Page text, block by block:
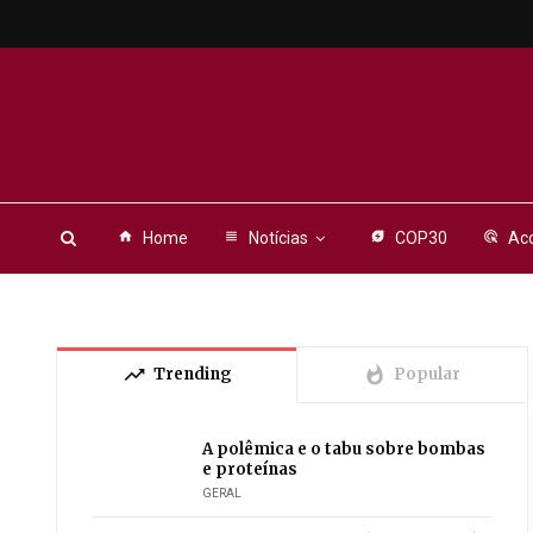
home Home view_headline Notícias energy_savings_leaf COP30 ads_click
trending_up Trending whatshot Popular
A polêmica e o tabu sobre bombas
e proteínas
GERAL